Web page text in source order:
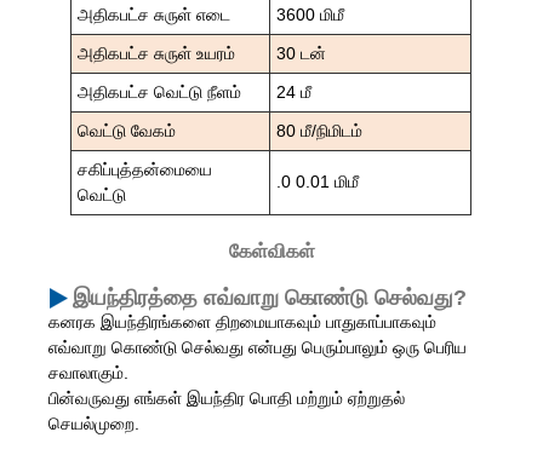
அதிகபட்ச சுருள் எடை
3600 மிமீ
அதிகபட்ச சுருள் உயரம்
30 டன்
அதிகபட்ச வெட்டு நீளம்
24 மீ
வெட்டு வேகம்
80 மீ/நிமிடம்
சகிப்புத்தன்மையை
வெட்டு
.0 0.01 மிமீ
கேள்விகள்
இயந்திரத்தை எவ்வாறு கொண்டு செல்வது?
கனரக இயந்திரங்களை திறமையாகவும் பாதுகாப்பாகவும்
எவ்வாறு கொண்டு செல்வது என்பது பெரும்பாலும் ஒரு பெரிய
சவாலாகும்.
பின்வருவது எங்கள் இயந்திர பொதி மற்றும் ஏற்றுதல்
செயல்முறை.